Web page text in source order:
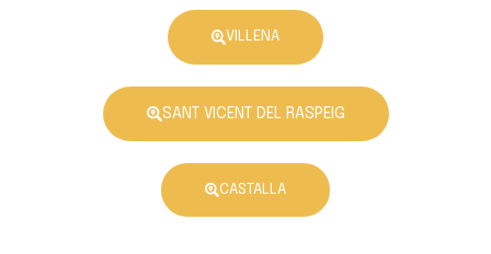
VILLENA
SANT VICENT DEL RASPEIG
CASTALLA